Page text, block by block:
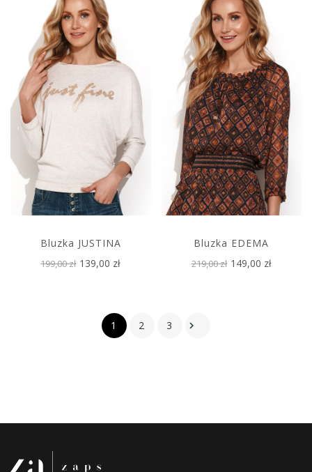
Bluzka JUSTINA
199,00 zł 139,00 zł
Bluzka EDEMA
219,00 zł 149,00 zł
1 2 3 